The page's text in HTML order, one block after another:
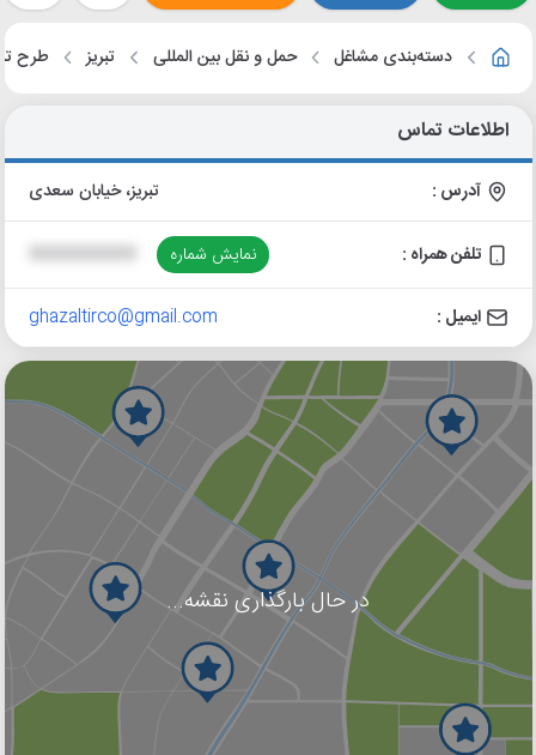
دسته‌بندی مشاغل حمل و نقل بین المللی تبریز طرح
اطلاعات تماس
آدرس : تبریز، خیابان سعدی
تلفن همراه : نمایش شماره
ایمیل : ghazaltirco@gmail.com
در حال بارگذاری نقشه...